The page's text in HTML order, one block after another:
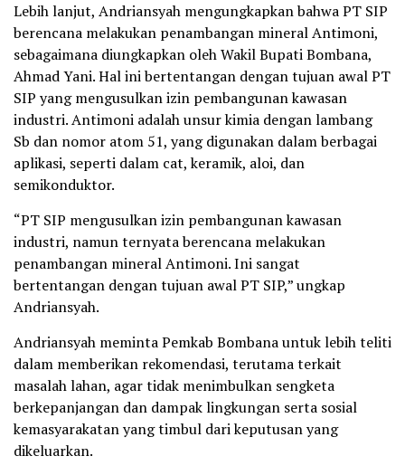
Lebih lanjut, Andriansyah mengungkapkan bahwa PT SIP
berencana melakukan penambangan mineral Antimoni,
sebagaimana diungkapkan oleh Wakil Bupati Bombana,
Ahmad Yani. Hal ini bertentangan dengan tujuan awal PT
SIP yang mengusulkan izin pembangunan kawasan
industri. Antimoni adalah unsur kimia dengan lambang
Sb dan nomor atom 51, yang digunakan dalam berbagai
aplikasi, seperti dalam cat, keramik, aloi, dan
semikonduktor.
“PT SIP mengusulkan izin pembangunan kawasan
industri, namun ternyata berencana melakukan
penambangan mineral Antimoni. Ini sangat
bertentangan dengan tujuan awal PT SIP,” ungkap
Andriansyah.
Andriansyah meminta Pemkab Bombana untuk lebih teliti
dalam memberikan rekomendasi, terutama terkait
masalah lahan, agar tidak menimbulkan sengketa
berkepanjangan dan dampak lingkungan serta sosial
kemasyarakatan yang timbul dari keputusan yang
dikeluarkan.